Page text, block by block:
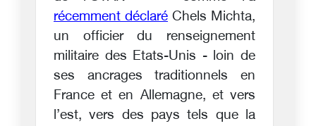
récemment déclaré Chels Michta,
un officier du renseignement
militaire des Etats-Unis - loin de
ses ancrages traditionnels en
France et en Allemagne, et vers
l’est, vers des pays tels que la